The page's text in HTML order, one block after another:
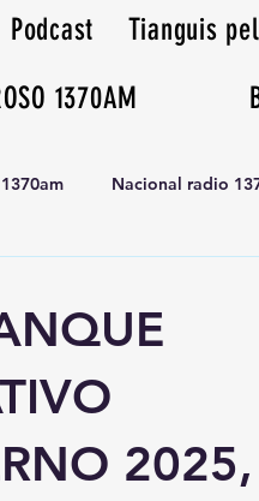
Podcast Tianguis
1370AM
Nacional radio
2025,